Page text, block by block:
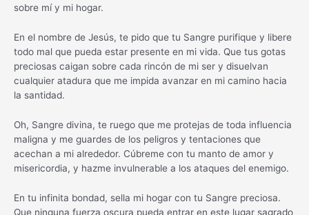
sobre mí y mi hogar.
En el nombre de Jesús, te pido que tu Sangre purifique y libere
todo mal que pueda estar presente en mi vida. Que tus gotas
preciosas caigan sobre cada rincón de mi ser y disuelvan
cualquier atadura que me impida avanzar en mi camino hacia
la santidad.
Oh, Sangre divina, te ruego que me protejas de toda influencia
maligna y me guardes de los peligros y tentaciones que
acechan a mi alrededor. Cúbreme con tu manto de amor y
misericordia, y hazme invulnerable a los ataques del enemigo.
En tu infinita bondad, sella mi hogar con tu Sangre preciosa.
Que ninguna fuerza oscura pueda entrar en este lugar sagrado